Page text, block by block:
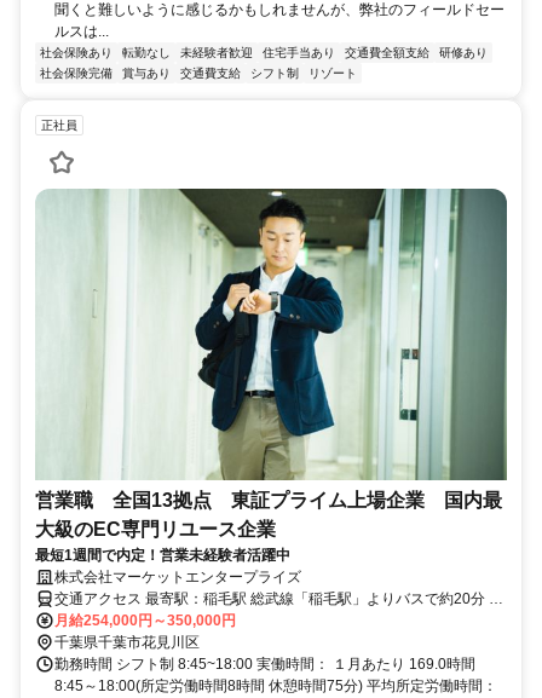
聞くと難しいように感じるかもしれませんが、弊社のフィールドセー
ルスは...
社会保険あり 転勤なし 未経験者歓迎 住宅手当あり 交通費全額支給
研修あり
社会保険完備
賞与あり 交通費支給 シフト制 リゾート
正社員
営業職 全国13拠点 東証プライム上場企業 国内最
大級のEC専門リユース企業
最短1週間で内定！営業未経験者活躍中
株式会社マーケットエンタープライズ
交通アクセス 最寄駅：稲毛駅 総武線「稲毛駅」よりバスで約20分 武
石ICより車で約10分 ※敷地内に無料の駐車場あり
月給254,000円～350,000円
千葉県千葉市花見川区
勤務時間 シフト制 8:45~18:00 実働時間： １月あたり 169.0時間
8:45～18:00(所定労働時間8時間 休憩時間75分) 平均所定労働時間：